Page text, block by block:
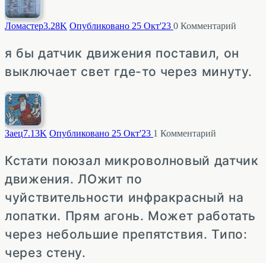
Ломастер3.28K Опубликовано 25 Окт'23 0 Комментарий
я бы датчик движения поставил, он
выключает свет где-то через минуту.
Заец7.13K Опубликовано 25 Окт'23 1 Комментарий
Кстати поюзал микроволновый датчик
движения. ЛОжит по
чуйствительности инфракрасный на
лопатки. Прям агонь. Может работать
через небольшие препятствия. Типо:
через стену.